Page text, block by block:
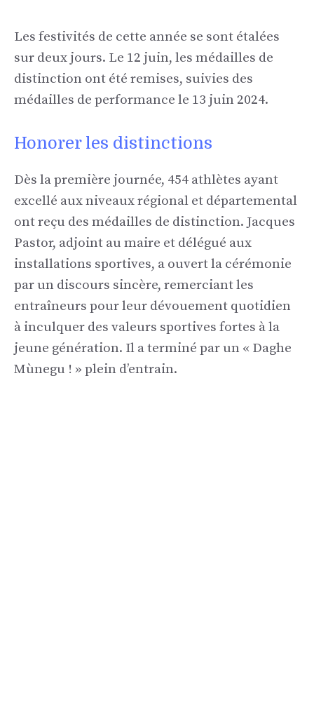
Les festivités de cette année se sont étalées
sur deux jours. Le 12 juin, les médailles de
distinction ont été remises, suivies des
médailles de performance le 13 juin 2024.
Honorer les distinctions
Dès la première journée, 454 athlètes ayant
excellé aux niveaux régional et départemental
ont reçu des médailles de distinction. Jacques
Pastor, adjoint au maire et délégué aux
installations sportives, a ouvert la cérémonie
par un discours sincère, remerciant les
entraîneurs pour leur dévouement quotidien
à inculquer des valeurs sportives fortes à la
jeune génération. Il a terminé par un « Daghe
Mùnegu ! » plein d’entrain.